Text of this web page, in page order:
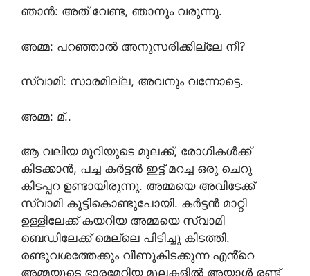
ഞാൻ: അത് വേണ്ട, ഞാനും വരുന്നു.
അമ്മ: പറഞ്ഞാൽ അനുസരിക്കില്ലേ നീ?
സ്വാമി: സാരമില്ല, അവനും വന്നോട്ടെ.
അമ്മ: മ്..
ആ വലിയ മുറിയുടെ മൂലക്ക്, രോഗികൾക്ക്
കിടക്കാൻ, പച്ച കർട്ടൻ ഇട്ട് മറച്ച ഒരു ചെറു
കിടപ്പറ ഉണ്ടായിരുന്നു. അമ്മയെ അവിടേക്ക്
സ്വാമി കൂട്ടികൊണ്ടുപോയി. കർട്ടൻ മാറ്റി
ഉള്ളിലേക്ക് കയറിയ അമ്മയെ സ്വാമി
ബെഡിലേക്ക് മെല്ലെ പിടിച്ചു കിടത്തി.
രണ്ടുവശത്തേക്കും വീണുകിടക്കുന്ന എൻ്റെ
അമ്മയുടെ ഭാരമേറിയ മുലകളിൽ അയാൾ രണ്ട്